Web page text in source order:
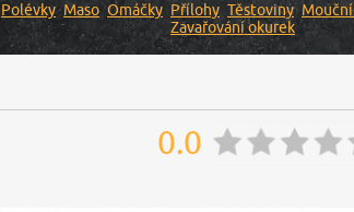
Polévky Maso Omáčky Přílohy Těstoviny
Zavařování okurek
0.0